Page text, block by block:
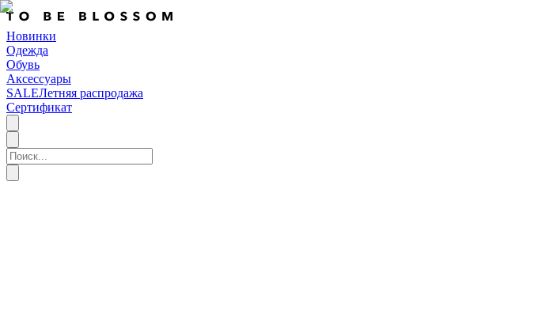
Новинки
Одежда
Обувь
Аксессуары
SALEЛетняя распродажа
Сертификат